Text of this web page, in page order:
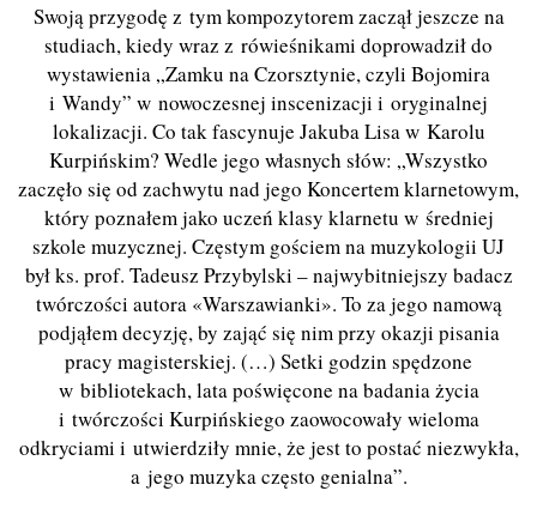
Swoją przygodę z tym kompozytorem zaczął jeszcze na
studiach, kiedy wraz z rówieśnikami doprowadził do
wystawienia „Zamku na Czorsztynie, czyli Bojomira
i Wandy” w nowoczesnej inscenizacji i oryginalnej
lokalizacji. Co tak fascynuje Jakuba Lisa w Karolu
Kurpińskim? Wedle jego własnych słów: „Wszystko
zaczęło się od zachwytu nad jego Koncertem klarnetowym,
który poznałem jako uczeń klasy klarnetu w średniej
szkole muzycznej. Częstym gościem na muzykologii UJ
był ks. prof. Tadeusz Przybylski – najwybitniejszy badacz
twórczości autora «Warszawianki». To za jego namową
podjąłem decyzję, by zająć się nim przy okazji pisania
pracy magisterskiej. (…) Setki godzin spędzone
w bibliotekach, lata poświęcone na badania życia
i twórczości Kurpińskiego zaowocowały wieloma
odkryciami i utwierdziły mnie, że jest to postać niezwykła,
a jego muzyka często genialna”.